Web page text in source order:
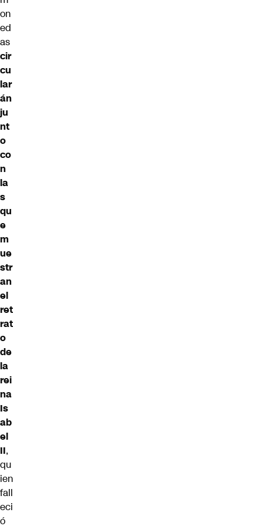
on
ed
as
cir
cu
lar
án
ju
nt
o
co
n
la
s
qu
e
m
ue
str
an
el
ret
rat
o
de
la
rei
na
Is
ab
el
II,
qu
ien
fall
eci
ó